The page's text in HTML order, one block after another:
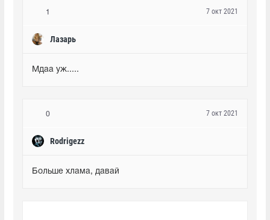
1
Лазарь
7 окт 2021
Мдаа уж.....
0
Rodrigezz
7 окт 2021
Больше хлама, давай